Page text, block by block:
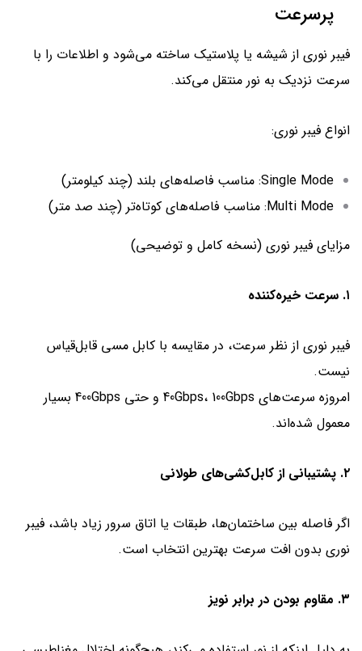
پرسرعت
فیبر نوری از شیشه یا پلاستیک ساخته می‌شود و اطلاعات را با
سرعت نزدیک به نور منتقل می‌کند.
انواع فیبر نوری:
Single Mode: مناسب فاصله‌های بلند (چند کیلومتر)
Multi Mode: مناسب فاصله‌های کوتاه‌تر (چند صد متر)
مزایای فیبر نوری (نسخه کامل و توضیحی)
۱. سرعت خیره‌کننده
فیبر نوری از نظر سرعت، در مقایسه با کابل مسی قابل‌قیاس
نیست.
امروزه سرعت‌های 40Gbps، 100Gbps و حتی 400Gbps بسیار
معمول شده‌اند.
۲. پشتیبانی از کابل‌کشی‌های طولانی
اگر فاصله بین ساختمان‌ها، طبقات یا اتاق سرور زیاد باشد، فیبر
نوری بدون افت سرعت بهترین انتخاب است.
۳. مقاوم بودن در برابر نویز